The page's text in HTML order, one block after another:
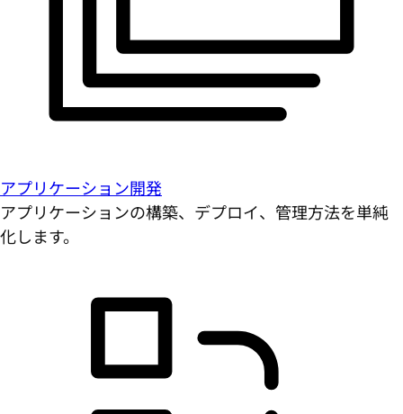
アプリケーション開発
アプリケーションの構築、デプロイ、管理方法を単純
化します。